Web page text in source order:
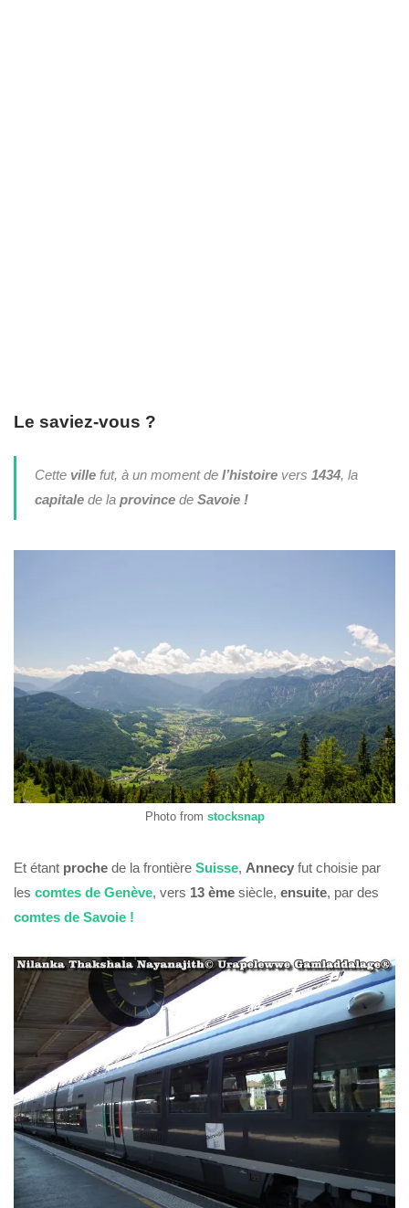
Le saviez-vous ?
Cette villefut, à un moment de l’histoirevers 1434, la
capitale de la provincede Savoie !
Photo from stocksnap
Et étant proche de la frontière Suisse, Annecy fut choisie par
les comtes de Genève, vers 13 ème siècle, ensuite, par des
comtes de Savoie !